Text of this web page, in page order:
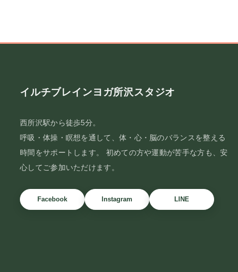
イルチブレインヨガ所沢スタジオ
西所沢駅から徒歩5分。
呼吸・体操・瞑想を通して、体・心・脳のバランスを整える
時間をサポートします。 初めての方や運動が苦手な方も、安
心してご参加いただけます。
Facebook Instagram LINE